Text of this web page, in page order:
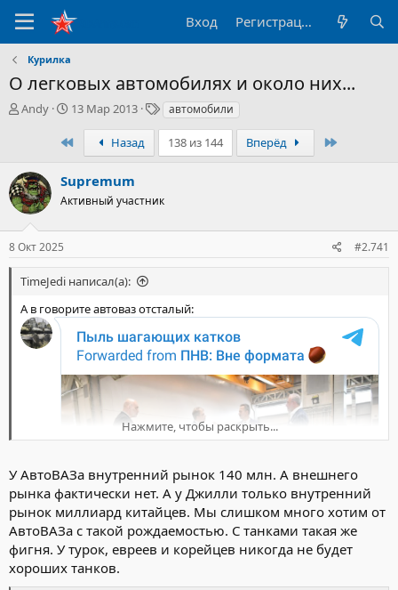
Вход Регистрация
Курилка
О легковых автомобилях и около них...
А
р
т
е
м
ы
Andy
Д
т
а
ч
л
13 Мар 2013
Т
и
автомобили
ПервыйНазад 138 из 144 Вперёд
Supremum
Активный участник
8 Окт 2025 #2.741
TimeJedi написал(а):
А в говорите автоваз отсталый:
Нажмите, чтобы раскрыть...
У АвтоВАЗа внутренний рынок 140 млн. А внешнего
рынка фактически нет. А у Джилли только внутренний
рынок миллиард китайцев. Мы слишком много хотим от
АвтоВАЗа с такой рождаемостью. С танками такая же
фигня. У турок, евреев и корейцев никогда не будет
хороших танков.